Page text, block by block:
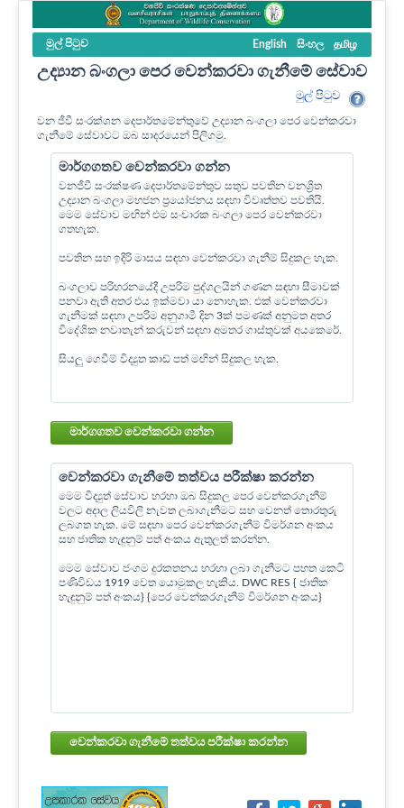
මුල් පි‍ටුව English සිංහල தமிழ
උද්‍යාන බංගලා පෙර වෙන්කරවා ගැනීමේ සේවාව
මුල් පි‍ටුව
වන ජීවී සංරක්ශන දෙපාර්තමේන්තුවේ උද්‍යාන බංගලා පෙර වෙන්කරවා
ගැනීමේ සේවාවට ඔබ සාදරයෙන් පිලිගමු.
මාර්ගගතව වෙන්කරවා ගන්න
වනජීවී සංරක්ෂණ දෙපාර්තමේන්තුව සතුව පවතින වනශ්‍රිත
උද්‍යාන බංගලා මහජන ප්‍රයෝජනය සඳහා විවෘත්තව පවතියි.
මෙම සේවාව මඟින් එම සංචාරක බංගලා පෙර වෙන්කරවා
ගතහැක.
පවතින සහ ඉදිරි මාසය සඳහා වෙන්කරවා ගැනීම් සිදුකල හැක.
බංගලාව පරිහරනයේදී උපරිම පුද්ගලයින් ගණන සඳහා සීමාවක්
පනවා ඇති අතර එය ඉක්මවා යා නොහැක. එක් වෙන්කරවා
ගැනීමක් සඳහා උපරිම අනුගාමී දින 3ක් පමණක් අනුමත අතර
විදේශික නවාතැන් කරුවන් සඳහා අමතර ගාස්තුවක් අයකෙරේ.
සියලු ගෙවීම් විද්‍යුත කාඩ් පත් මඟින් සිදුකල හැක.
මාර්ගගතව වෙන්කරවා ගන්න
වෙන්කරවා ගැනීමේ තත්වය පරීක්ෂා කරන්න
මෙම විද්‍යුත් සේවාව හරහා ඔබ සිදුකල පෙර වෙන්කරගැනීම්
වලට අදාල ලියවිලි නැවත ලබාගැනීමට සහ වෙනත් තොරතුරු
ලබගත හැක. මේ සඳහා පෙර වෙන්කරගැනීම් විමර්ශන අංකය
සහ ජාතික හැඳුනුම් පත් අංකය ඇතුලත් කරන්න.
මෙම සේවාව ජංගම දුරකතනය හරහා ලබා ගැනීමට පහත කෙටි
පණිවිඩය 1919 වෙත යොමුකල හැකිය. DWC RES { ජාතික
හැඳුනුම් පත් අංකය} {පෙර වෙන්කරගැනීම් විමර්ශන අංකය}
වෙන්කරවා ගැනීමේ තත්වය පරීක්ෂා කරන්න